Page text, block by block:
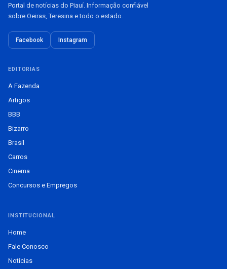
Portal de notícias do Piauí. Informação confiável
sobre Oeiras, Teresina e todo o estado.
Facebook Instagram
EDITORIAS
A Fazenda
Artigos
BBB
Bizarro
Brasil
Carros
Cinema
Concursos e Empregos
INSTITUCIONAL
Home
Fale Conosco
Notícias